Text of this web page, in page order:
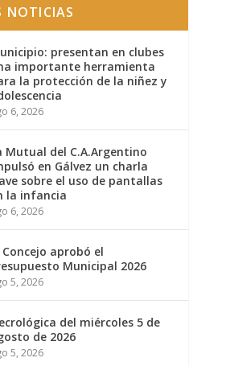
NOTICIAS
presentan en clubes
importante herramienta
la protección de la niñez y
6, 2026
Mutual del C.A.Argentino
en Gálvez un charla
sobre el uso de pantallas
la infancia
6, 2026
Concejo aprobó el
Municipal 2026
5, 2026
del miércoles 5 de
de 2026
5, 2026